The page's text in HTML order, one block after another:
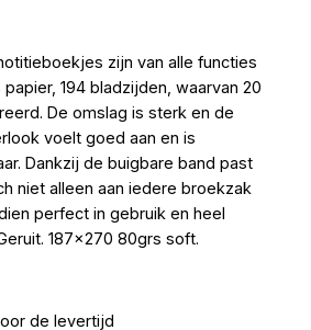
zijn van alle functies
194 bladzijden, waarvan 20
De omslag is sterk en de
voelt goed aan en is
Dankzij de buigbare band past
niet alleen aan iedere broekzak
perfect in gebruik en heel
187×270 80grs soft.
de levertijd